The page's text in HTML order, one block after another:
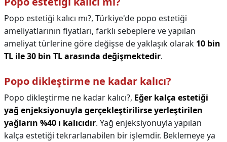
Popo estetiği kalıcı mı?, Türkiye'de popo estetiği
ameliyatlarının fiyatları, farklı sebeplere ve yapılan
ameliyat türlerine göre değişse de yaklaşık olarak 10 bin
TL ile 30 bin TL arasında değişmektedir.
Popo dikleştirme ne kadar kalıcı?
Popo dikleştirme ne kadar kalıcı?, Eğer kalça estetiği
yağ enjeksiyonuyla gerçekleştirilirse yerleştirilen
yağların %40 ı kalıcıdır. Yağ enjeksiyonuyla yapılan
kalça estetiği tekrarlanabilen bir işlemdir. Beklemeye ya